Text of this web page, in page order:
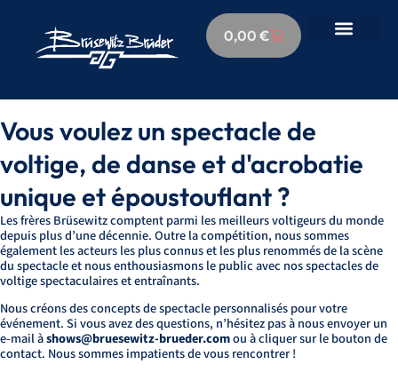
0,00 €
Vous voulez un spectacle de
voltige, de danse et d'acrobatie
unique et époustouflant ?
Les frères Brüsewitz comptent parmi les meilleurs voltigeurs du monde
depuis plus d’une décennie. Outre la compétition, nous sommes
également les acteurs les plus connus et les plus renommés de la scène
du spectacle et nous enthousiasmons le public avec nos spectacles de
voltige spectaculaires et entraînants.
Nous créons des concepts de spectacle personnalisés pour votre
événement. Si vous avez des questions, n’hésitez pas à nous envoyer un
e-mail àshows@bruesewitz-brueder.comou à cliquer sur le bouton de
contact. Nous sommes impatients de vous rencontrer !